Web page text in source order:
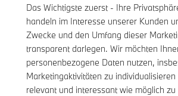
Das Wichtigste zuerst - Ihre
handeln im Interesse unserer Kunden
Zwecke und den Umfang dieser
transparent darlegen. Wir möchten
personenbezogene Daten nutzen,
Marketingaktivitäten zu
relevant und interessant wie möglich zu